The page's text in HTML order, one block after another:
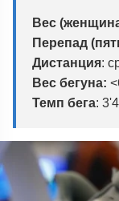
Вес
Перепад
Дистанция:
Вес бегуна:
Темп бега: